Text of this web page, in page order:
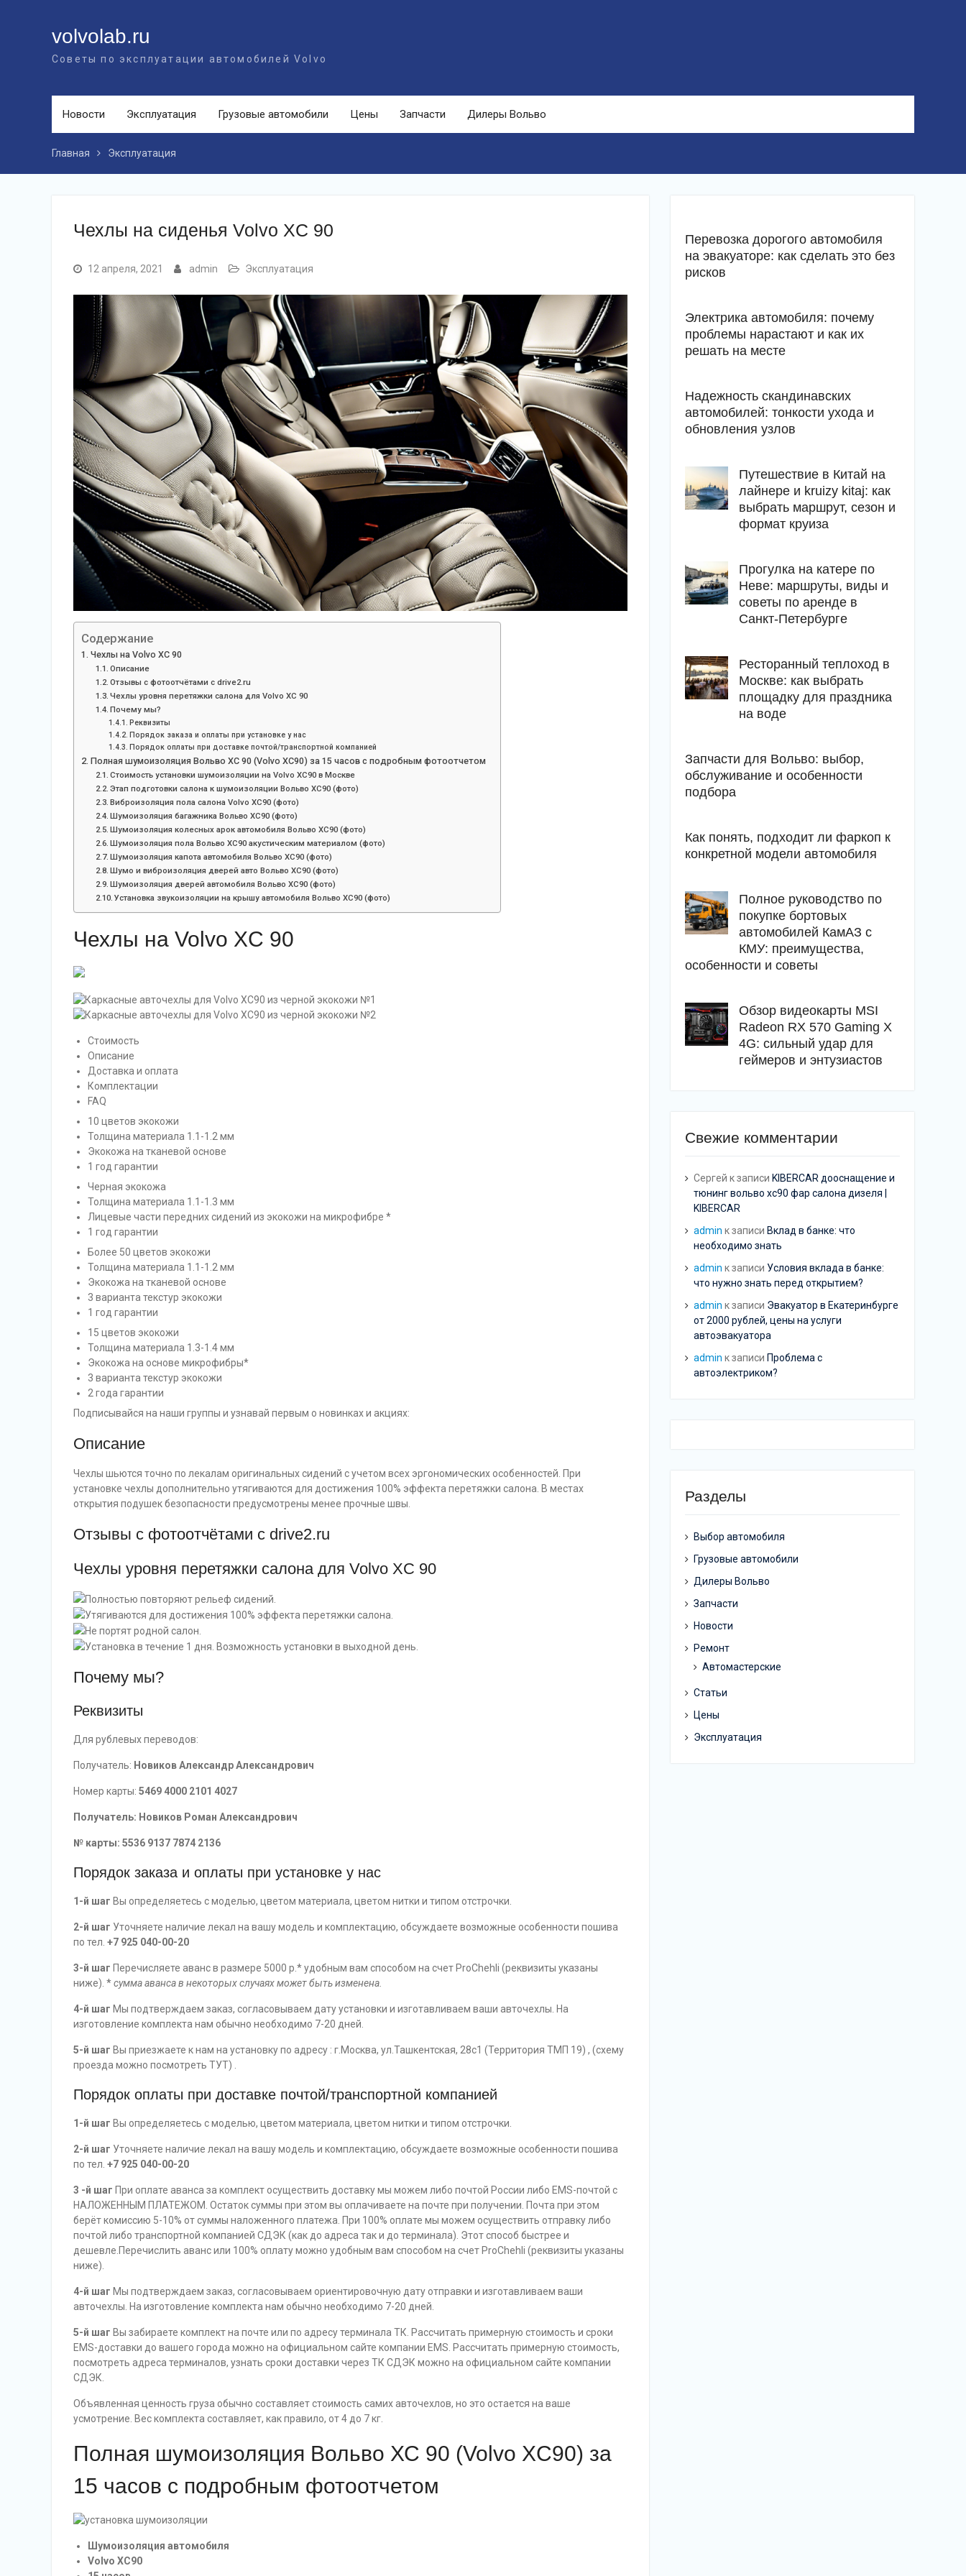
volvolab.ru
Советы по эксплуатации автомобилей Volvo
Новости Эксплуатация Грузовые автомобили Цены Запчасти Дилеры Вольво
Главная Эксплуатация
Чехлы на сиденья Volvo XC 90
12 апреля, 2021 admin Эксплуатация
Содержание
Чехлы на Volvo XC 90
Описание
Отзывы с фотоотчëтами с drive2.ru
Чехлы уровня перетяжки салона для Volvo XC 90
Почему мы?
Реквизиты
Порядок заказа и оплаты при установке у нас
Порядок оплаты при доставке почтой/транспортной компанией
Полная шумоизоляция Вольво ХС 90 (Volvo XC90) за 15 часов с подробным фотоотчетом
Стоимость установки шумоизоляции на Volvo XC90 в Москве
Этап подготовки салона к шумоизоляции Вольво ХС90 (фото)
Виброизоляция пола салона Volvo XC90 (фото)
Шумоизоляция багажника Вольво ХС90 (фото)
Шумоизоляция колесных арок автомобиля Вольво ХС90 (фото)
Шумоизоляция пола Вольво ХС90 акустическим материалом (фото)
Шумоизоляция капота автомобиля Вольво ХС90 (фото)
Шумо и виброизоляция дверей авто Вольво ХС90 (фото)
Шумоизоляция дверей автомобиля Вольво ХС90 (фото)
Установка звукоизоляции на крышу автомобиля Вольво ХС90 (фото)
Чехлы на Volvo XC 90
Стоимость
Описание
Доставка и оплата
Комплектации
FAQ
10 цветов экокожи
Толщина материала 1.1-1.2 мм
Экокожа на тканевой основе
1 год гарантии
Черная экокожа
Толщина материала 1.1-1.3 мм
Лицевые части передних сидений из экокожи на микрофибре *
1 год гарантии
Более 50 цветов экокожи
Толщина материала 1.1-1.2 мм
Экокожа на тканевой основе
3 варианта текстур экокожи
1 год гарантии
15 цветов экокожи
Толщина материала 1.3-1.4 мм
Экокожа на основе микрофибры*
3 варианта текстур экокожи
2 года гарантии
Подписывайся на наши группы и узнавай первым о новинках и акциях:
Описание
Чехлы шьются точно по лекалам оригинальных сидений с учетом всех эргономических особенностей. При
установке чехлы дополнительно утягиваются для достижения 100% эффекта перетяжки салона. В местах
открытия подушек безопасности предусмотрены менее прочные швы.
Отзывы с фотоотчëтами с drive2.ru
Чехлы уровня перетяжки салона для Volvo XC 90
Полностью повторяют рельеф сидений.
Утягиваются для достижения 100% эффекта перетяжки салона.
Не портят родной салон.
Установка в течение 1 дня. Возможность установки в выходной день.
Почему мы?
Реквизиты
Для рублевых переводов:
Получатель: Новиков Александр Александрович
Номер карты: 5469 4000 2101 4027
Получатель: Новиков Роман Александрович
№ карты: 5536 9137 7874 2136
Порядок заказа и оплаты при установке у нас
1-й шаг Вы определяетесь с моделью, цветом материала, цветом нитки и типом отстрочки.
2-й шаг Уточняете наличие лекал на вашу модель и комплектацию, обсуждаете возможные особенности пошива
по тел. +7 925 040-00-20
3-й шаг Перечисляете аванс в размере 5000 р.* удобным вам способом на счет ProChehli (реквизиты указаны
ниже). *сумма аванса в некоторых случаях может быть изменена.
4-й шаг Мы подтверждаем заказ, согласовываем дату установки и изготавливаем ваши авточехлы. На
изготовление комплекта нам обычно необходимо 7-20 дней.
5-й шаг Вы приезжаете к нам на установку по адресу : г.Москва, ул.Ташкентская, 28с1 (Территория ТМП 19) , (схему
проезда можно посмотреть ТУТ) .
Порядок оплаты при доставке почтой/транспортной компанией
1-й шаг Вы определяетесь с моделью, цветом материала, цветом нитки и типом отстрочки.
2-й шаг Уточняете наличие лекал на вашу модель и комплектацию, обсуждаете возможные особенности пошива
по тел. +7 925 040-00-20
3 -й шаг При оплате аванса за комплект осуществить доставку мы можем либо почтой России либо EMS-почтой с
НАЛОЖЕННЫМ ПЛАТЕЖОМ. Остаток суммы при этом вы оплачиваете на почте при получении. Почта при этом
берёт комиссию 5-10% от суммы наложенного платежа. При 100% оплате мы можем осуществить отправку либо
почтой либо транспортной компанией СДЭК (как до адреса так и до терминала). Этот способ быстрее и
дешевле.Перечислить аванс или 100% оплату можно удобным вам способом на счет ProChehli (реквизиты указаны
ниже).
4-й шаг Мы подтверждаем заказ, согласовываем ориентировочную дату отправки и изготавливаем ваши
авточехлы. На изготовление комплекта нам обычно необходимо 7-20 дней.
5-й шаг Вы забираете комплект на почте или по адресу терминала ТК. Рассчитать примерную стоимость и сроки
EMS-доставки до вашего города можно на официальном сайте компании EMS. Рассчитать примерную стоимость,
посмотреть адреса терминалов, узнать сроки доставки через ТК СДЭК можно на официальном сайте компании
СДЭК.
Объявленная ценность груза обычно составляет стоимость самих авточехлов, но это остается на ваше
усмотрение. Вес комплекта составляет, как правило, от 4 до 7 кг.
Полная шумоизоляция Вольво ХС 90 (Volvo XC90) за
15 часов с подробным фотоотчетом
Шумоизоляция автомобиля
Volvo XC90
Перевозка дорогого автомобиля
на эвакуаторе: как сделать это без
рисков
Электрика автомобиля: почему
проблемы нарастают и как их
решать на месте
Надежность скандинавских
автомобилей: тонкости ухода и
обновления узлов
Путешествие в Китай на
лайнере и kruizy kitaj: как
выбрать маршрут, сезон и
формат круиза
Прогулка на катере по
Неве: маршруты, виды и
советы по аренде в
Санкт-Петербурге
Ресторанный теплоход в
Москве: как выбрать
площадку для праздника
на воде
Запчасти для Вольво: выбор,
обслуживание и особенности
подбора
Как понять, подходит ли фаркоп к
конкретной модели автомобиля
Полное руководство по
покупке бортовых
автомобилей КамАЗ с
КМУ: преимущества,
особенности и советы
Обзор видеокарты MSI
Radeon RX 570 Gaming X
4G: сильный удар для
геймеров и энтузиастов
Свежие комментарии
Сергей к записи KIBERCAR дооснащение и
тюнинг вольво хс90 фар салона дизеля |
KIBERCAR
admin к записи Вклад в банке: что
необходимо знать
admin к записи Условия вклада в банке:
что нужно знать перед открытием?
admin к записи Эвакуатор в Екатеринбурге
от 2000 рублей, цены на услуги
автоэвакуатора
admin к записи Проблема с
автоэлектриком?
Разделы
Выбор автомобиля
Грузовые автомобили
Дилеры Вольво
Запчасти
Новости
Ремонт
Автомастерские
Статьи
Цены
Эксплуатация